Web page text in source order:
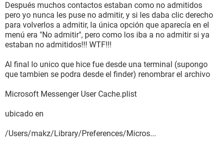
Después muchos contactos estaban como no admitidos
pero yo nunca les puse no admitir, y si les daba clic derecho
para volverlos a admitir, la única opción que aparecía en el
menú era "No admitir", pero como los iba a no admitir si ya
estaban no admitidos!!! WTF!!!
Al final lo unico que hice fue desde una terminal (supongo
que tambien se podra desde el finder) renombrar el archivo
Microsoft Messenger User Cache.plist
ubicado en
/Users/makz/Library/Preferences/Micros...